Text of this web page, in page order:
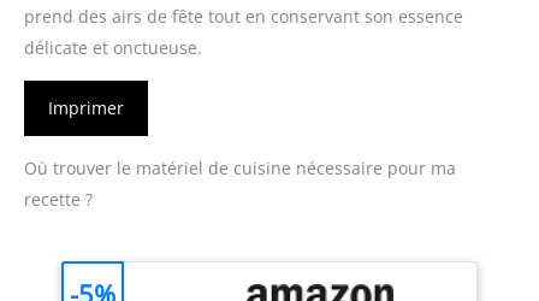
prend des airs de fête tout en conservant son essence
délicate et onctueuse.
Imprimer
Où trouver le matériel de cuisine nécessaire pour ma
recette ?
-5%